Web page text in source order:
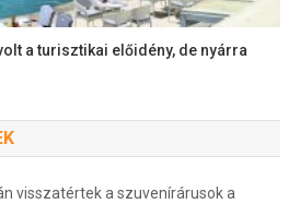
a turisztikai előidény, de nyárra
visszatértek a szuvenírárusok a